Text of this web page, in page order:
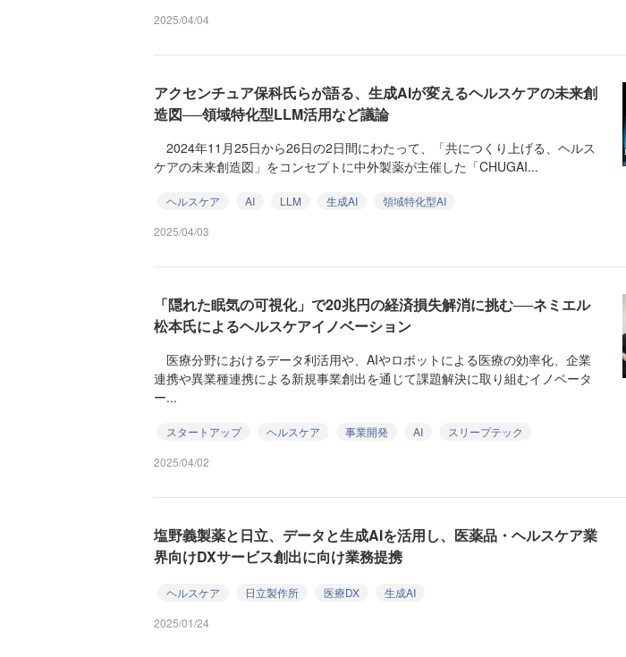
2025/04/04
アクセンチュア保科氏らが語る、生成AIが変えるヘルスケアの未来創
造図──領域特化型LLM活用など議論
2024年11月25日から26日の2日間にわたって、「共につくり上げる、ヘルス
ケアの未来創造図」をコンセプトに中外製薬が主催した「CHUGAI...
ヘルスケア AI LLM 生成AI
領域特化型AI
2025/04/03
「隠れた眠気の可視化」で20兆円の経済損失解消に挑む──ネミエル
松本氏によるヘルスケアイノベーション
医療分野におけるデータ利活用や、AIやロボットによる医療の効率化、企業
連携や異業種連携による新規事業創出を通じて課題解決に取り組むイノベータ
ー...
スタートアップ ヘルスケア 事業開発 AI
スリープテック
2025/04/02
塩野義製薬と日立、データと生成AIを活用し、医薬品・ヘルスケア業
界向けDXサービス創出に向け業務提携
ヘルスケア 日立製作所 医療DX
生成AI
2025/01/24